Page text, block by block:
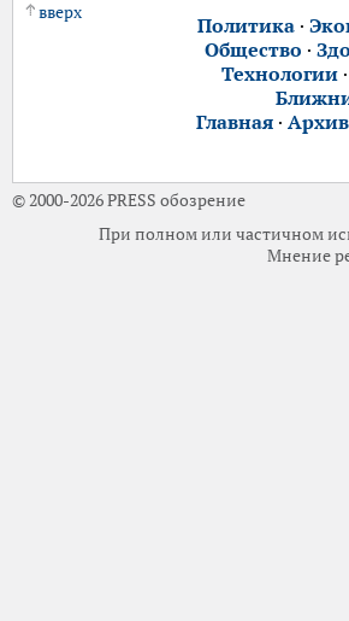
вверх
Политика·
Общество ·
Технологии·
Главная· Архив
© 2000-2026 PRESS обозрение
При полном или частичном
Мнение